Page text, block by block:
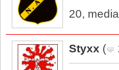
20,
Styxx (